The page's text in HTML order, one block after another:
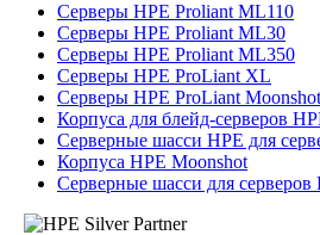
Серверы HPE Proliant ML110
Серверы HPE Proliant ML30
Серверы HPE Proliant ML350
Серверы HPE ProLiant XL
Серверы HPE ProLiant Moonshot
Корпуса для блейд-серверов
Серверные шасси HPE для
Корпуса HPE Moonshot
Серверные шасси для серверов